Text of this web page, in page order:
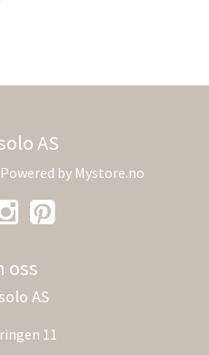
AS
by Mystore.no
oss
AS
11